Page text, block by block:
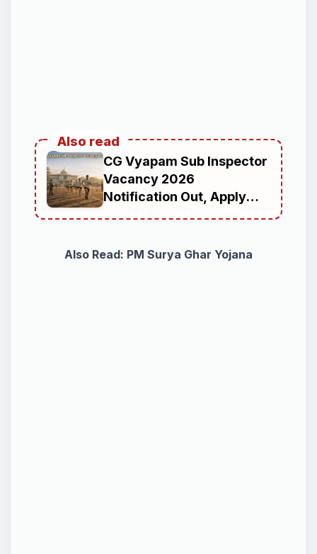
Also read
CG Vyapam Sub Inspector
Vacancy 2026
Notification Out, Apply
Also Read: PM Surya Ghar Yojana